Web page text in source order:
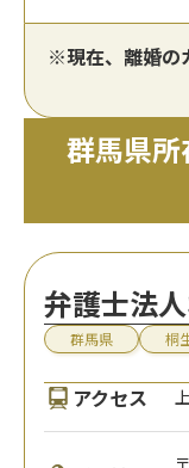
※現在、離婚の
群馬県
弁護士法
群馬県 桐
アクセス